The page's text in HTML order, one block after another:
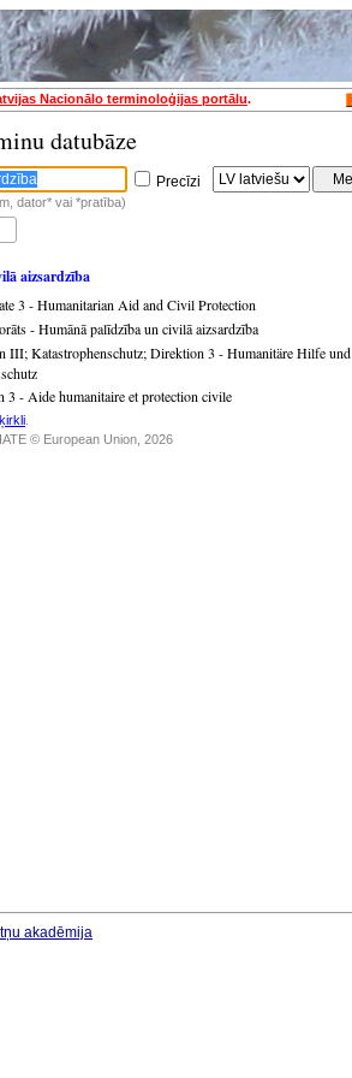
Nacionālo terminoloģijas portālu.
datubāze
Precīzi
dator* vai *pratība)
aizsardzība
3 - Humanitarian Aid and Civil Protection
- Humānā palīdzība un civilā aizsardzība
III;Katastrophenschutz;Direktion 3 - Humanitäre Hilfe und
3 - Aide humanitaire et protection civile
© European Union, 2026
akadēmija